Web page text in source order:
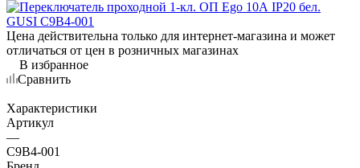
Цена действительна только для интернет-магазина и может
отличаться от цен в розничных магазинах
В избранное
Сравнить
Характеристики
Артикул
—
С9В4-001